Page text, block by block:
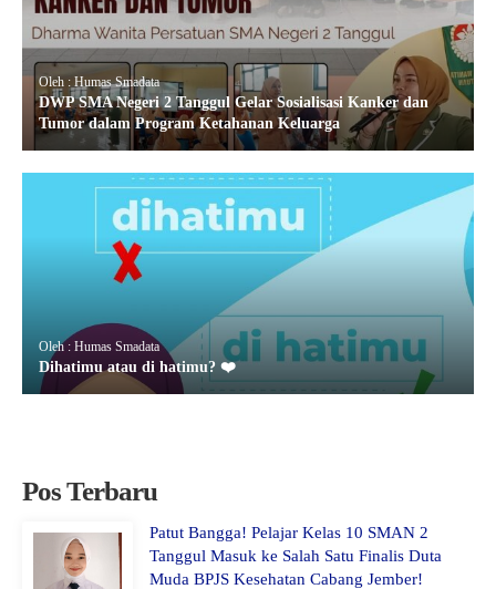
Oleh : Humas Smadata
DWP SMA Negeri 2 Tanggul Gelar Sosialisasi Kanker dan
Tumor dalam Program Ketahanan Keluarga
Oleh : Humas Smadata
Dihatimu atau di hatimu? ❤️
Pos Terbaru
Patut Bangga! Pelajar Kelas 10 SMAN 2
Tanggul Masuk ke Salah Satu Finalis Duta
Muda BPJS Kesehatan Cabang Jember!